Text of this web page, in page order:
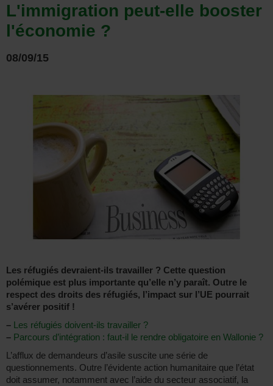
L'immigration peut-elle booster
l'économie ?
08/09/15
Les réfugiés devraient-ils travailler ? Cette question
polémique est plus importante qu’elle n’y paraît. Outre le
respect des droits des réfugiés, l’impact sur l’UE pourrait
s’avérer positif !
– Les réfugiés doivent-ils travailler ?
– Parcours d’intégration : faut-il le rendre obligatoire en Wallonie ?
L’afflux de demandeurs d’asile suscite une série de
questionnements. Outre l’évidente action humanitaire que l’état
doit assumer, notamment avec l’aide du secteur associatif, la